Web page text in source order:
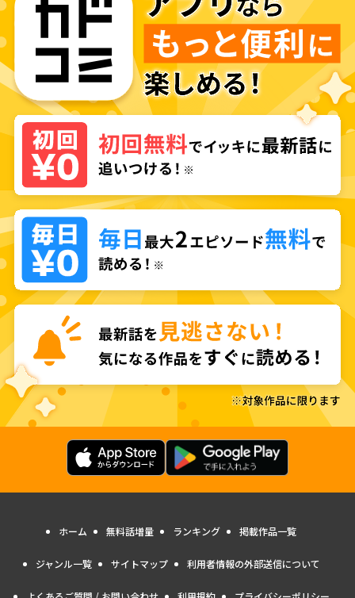
ホーム 無料話増量 ランキング 掲載作品一覧
ジャンル一覧 サイトマップ 利用者情報の外部送信について